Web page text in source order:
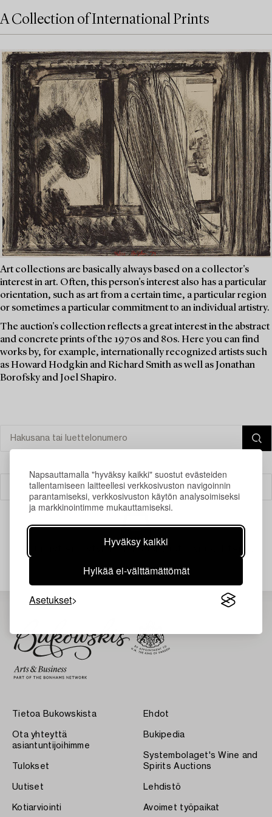
Napsauttamalla "hyväksy kaikki" suostut evästeiden
tallentamiseen laitteellesi verkkosivuston navigoinnin
parantamiseksi, verkkosivuston käytön analysoimiseksi
ja markkinointimme mukauttamiseksi.
Hyväksy kaikki
Hylkää ei-välttämättömät
Asetukset
A Collection of International Prints
Art collections are basically always based on a collector's
interest in art. Often, this person's interest also has a particular
orientation, such as art from a certain time, a particular region
or sometimes a particular commitment to an individual artistry.
The auction's collection reflects a great interest in the abstract
and concrete prints of the 1970s and 80s. Here you can find
works by, for example, internationally recognized artists such
as Howard Hodgkin and Richard Smith as well as Jonathan
Borofsky and Joel Shapiro.
Suodatin
Juuri nyt ei löytynyt hakuasi vastaavia kohteita.
Tietoa Bukowskista
Ota yhteyttä
asiantuntijoihimme
Tulokset
Uutiset
Kotiarviointi
Ehdot
Bukipedia
Systembolaget's Wine and
Spirits Auctions
Lehdistö
Avoimet työpaikat